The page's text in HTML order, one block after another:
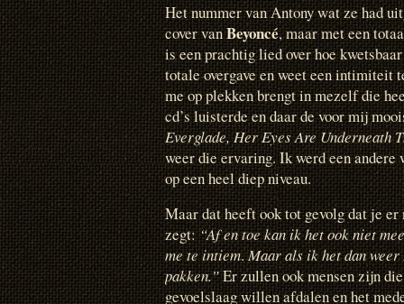
Het nummer van Antony wat ze had
cover vanBeyoncé, maar met een
is een prachtig lied over hoe
totale overgave en weet een intimiteit
me op plekken brengt in mezelf die
cd’s luisterde en daar de voor mij
Everglade, Her Eyes Are Underneath
weer die ervaring. Ik werd een
op een heel diep niveau.
Maar dat heeft ook tot gevolg dat je
zegt:“Af en toe kan ik het ook niet
me te intiem.Maar als ik het dan
pakken.”Er zullen ook mensen zijn
gevoelslaag willen afdalen en het